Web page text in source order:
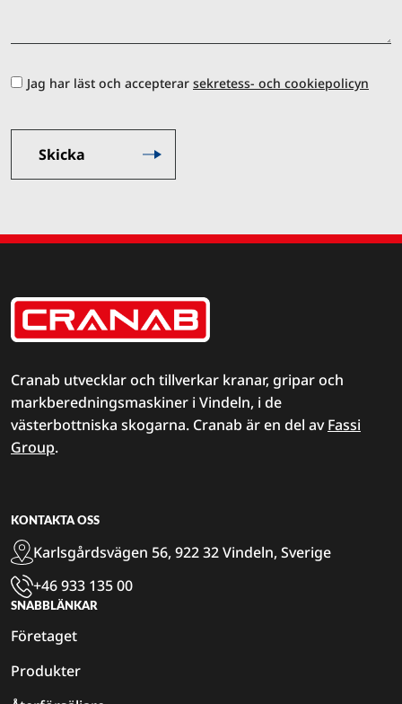
Jag har läst och accepterar sekretess- och cookiepolicyn
Cranab utvecklar och tillverkar kranar, gripar och
markberedningsmaskiner i Vindeln, i de
västerbottniska skogarna. Cranab är en del avFassi
Group.
KONTAKTA OSS
Karlsgårdsvägen 56, 922 32 Vindeln, Sverige
+46 933 135 00
SNABBLÄNKAR
Företaget
Produkter